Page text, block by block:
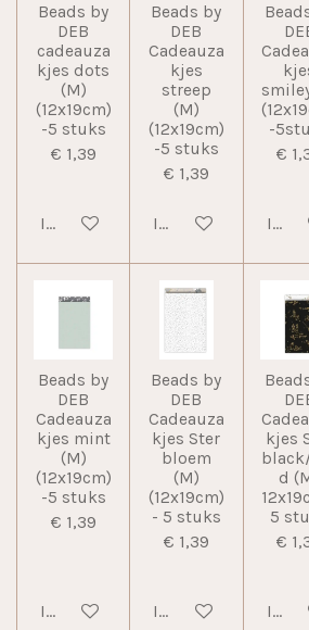
Beads by
DEB
cadeauza
kjes dots
(M)
(12x19cm)
-5 stuks
€ 1,39
In winkelwagen
Beads by
DEB
Cadeauza
kjes
streep
(M)
(12x19cm)
-5 stuks
€ 1,39
In winkelwagen
-
€
In
Beads by
DEB
Cadeauza
kjes mint
(M)
(12x19cm)
-5 stuks
€ 1,39
In winkelwagen
Beads by
DEB
Cadeauza
kjes Ster
bloem
(M)
(12x19cm)
- 5 stuks
€ 1,39
In winkelwagen
kjes
d
5
€
In